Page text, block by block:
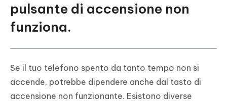
pulsante di accensione non
funziona.
Se il tuo telefono spento da tanto tempo non si
accende, potrebbe dipendere anche dal tasto di
accensione non funzionante. Esistono diverse